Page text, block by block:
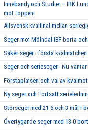
Innebandy och Studier – IBK
mot toppen!
Allsvensk kvalfinal mellan
Seger mot Mölndal IBF borta
Säker seger i första kvalmatchen
Seger och serieseger - Nu väntar
Förstaplatsen och val av
Ny seger och Fortsatt
Storseger med 21-6 och 3 mål i
Övertygande seger med 13-0